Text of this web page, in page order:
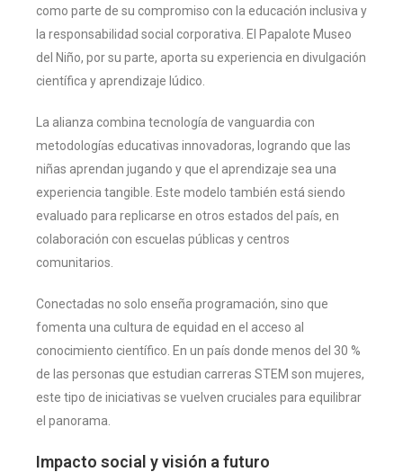
como parte de su compromiso con la educación inclusiva y
la responsabilidad social corporativa. El Papalote Museo
del Niño, por su parte, aporta su experiencia en divulgación
científica y aprendizaje lúdico.
La alianza combina tecnología de vanguardia con
metodologías educativas innovadoras, logrando que las
niñas aprendan jugando y que el aprendizaje sea una
experiencia tangible. Este modelo también está siendo
evaluado para replicarse en otros estados del país, en
colaboración con escuelas públicas y centros
comunitarios.
Conectadas no solo enseña programación, sino que
fomenta una cultura de equidad en el acceso al
conocimiento científico. En un país donde menos del 30 %
de las personas que estudian carreras STEM son mujeres,
este tipo de iniciativas se vuelven cruciales para equilibrar
el panorama.
Impacto social y visión a futuro